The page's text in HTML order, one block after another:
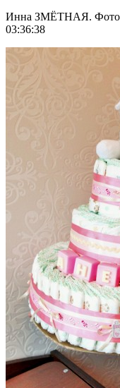
Инна ЗМЁТНАЯ. Фото:
03:36:38